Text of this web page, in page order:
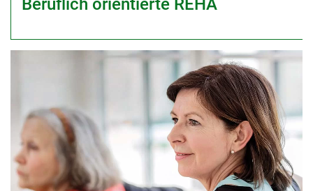
Beruflich orientierte REHA